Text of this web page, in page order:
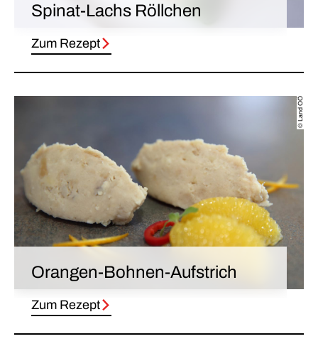
Spinat-Lachs Röllchen
Zum Rezept
© Land OÖ
Orangen-Bohnen-Aufstrich
Zum Rezept